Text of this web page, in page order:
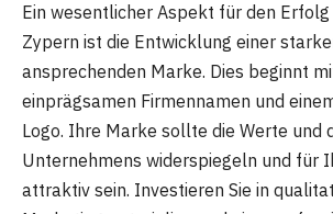
Ein wesentlicher Aspekt für den
Zypern ist die Entwicklung einer
ansprechenden Marke. Dies beginnt
einprägsamen Firmennamen und
Logo. Ihre Marke sollte die Werte und
Unternehmens widerspiegeln und für
attraktiv sein. Investieren Sie in